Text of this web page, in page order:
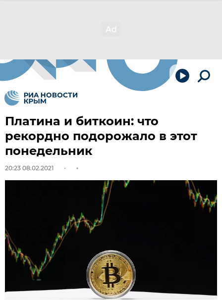
Платина и биткоин: что
рекордно подорожало в этот
понедельник
20:23 08.02.2021